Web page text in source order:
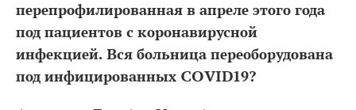
перепрофилированная в апреле этого года
под пациентов с коронавирусной
инфекцией. Вся больница переоборудована
под инфицированных COVID19?